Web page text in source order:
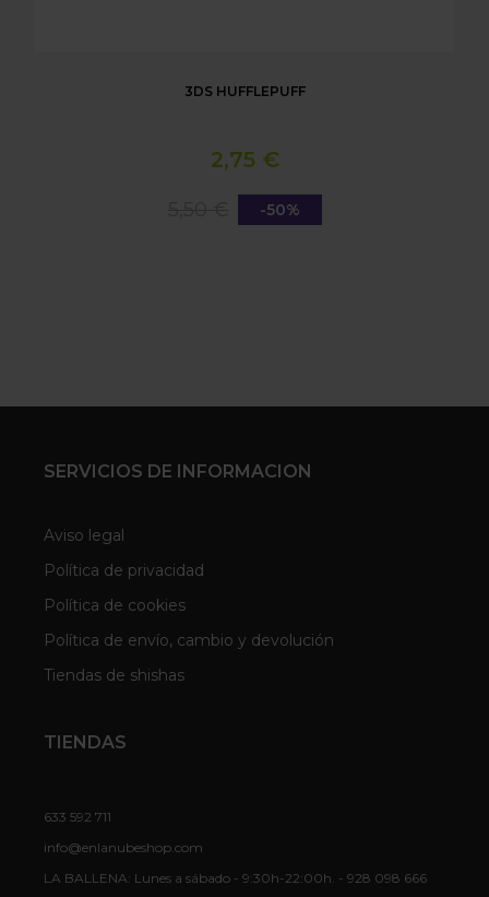
3DS HUFFLEPUFF
2,75 €
-50%
SERVICIOS DE INFORMACION
Aviso legal
Política de privacidad
Política de cookies
Política de envío, cambio y devolución
Tiendas de shishas
TIENDAS
633 592 711
info@enlanubeshop.com
LA BALLENA: Lunes a sábado - 9:30h-22:00h. - 928 098 666